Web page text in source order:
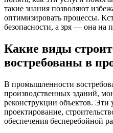
такие знания позволяют
оптимизировать процессы.
безопасности, а зря — она на
Какие виды
востребованы в
В промышленности
производственных зданий,
реконструкции объектов. Эти
проектирование,
обеспечения бесперебойной